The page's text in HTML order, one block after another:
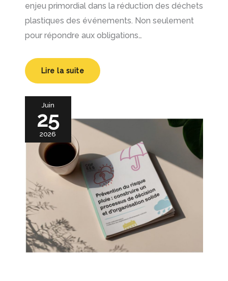
enjeu primordial dans la réduction des déchets
plastiques des événements. Non seulement
pour répondre aux obligations…
Lire la suite
Juin
25
2026